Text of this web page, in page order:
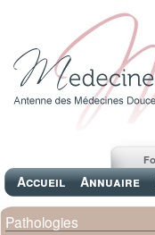
Accueil Annuaire
Pathologies